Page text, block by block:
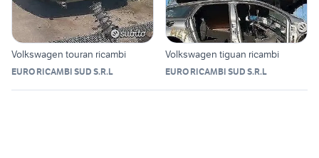
Volkswagen touran ricambi
EURO RICAMBI SUD S.R.L
Volkswagen tiguan ricambi
EURO RICAMBI SUD S.R.L